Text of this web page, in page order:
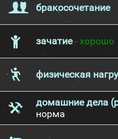
бракосочетание-
зачатие- хорошо
физическая
домашние дела
норма